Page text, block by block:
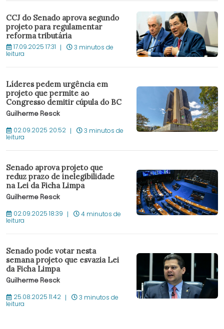
CCJ do Senado aprova segundo
projeto para regulamentar
reforma tributária
17.09.2025 17:31 3 minutos de
leitura
Líderes pedem urgência em
projeto que permite ao
Congresso demitir cúpula do BC
Guilherme Resck
02.09.2025 20:52 3 minutos de
leitura
Senado aprova projeto que
reduz prazo de inelegibilidade
na Lei da Ficha Limpa
Guilherme Resck
02.09.2025 18:39 4 minutos de
leitura
Senado pode votar nesta
semana projeto que esvazia Lei
da Ficha Limpa
Guilherme Resck
25.08.2025 11:42 3 minutos de
leitura